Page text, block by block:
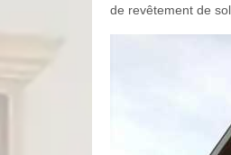
de revêtement de